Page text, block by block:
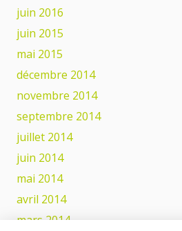
juin 2016
juin 2015
mai 2015
décembre 2014
novembre 2014
septembre 2014
juillet 2014
juin 2014
mai 2014
avril 2014
mars 2014